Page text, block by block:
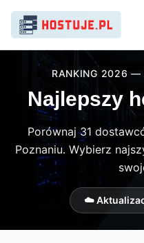
RANKING 2026 —
Najlepszy
Porównaj 31
Poznaniu. Wybierz
☁️